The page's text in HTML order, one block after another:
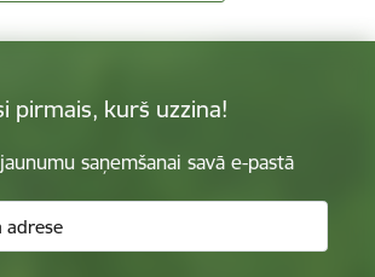
pirmais, kurš uzzina!
saņemšanai savā e-pastā